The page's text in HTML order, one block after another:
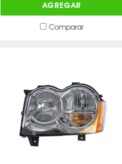
AGREGAR
Comparar